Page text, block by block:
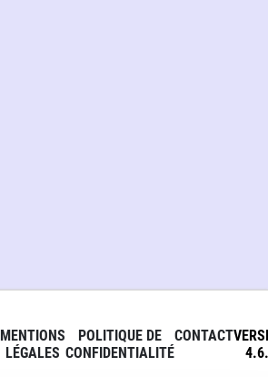
MENTIONS
LÉGALES
POLITIQUE DE
CONFIDENTIALITÉ
CONTACT